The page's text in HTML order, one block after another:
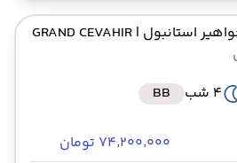
استانبول | GRAND CEVAHIR
4 شب BB
۷۴٬۲۰۰٬۰۰۰ تومان